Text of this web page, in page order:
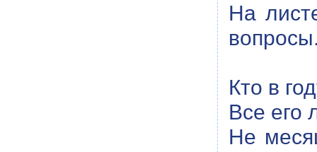
На
Кто в
Все его
Не